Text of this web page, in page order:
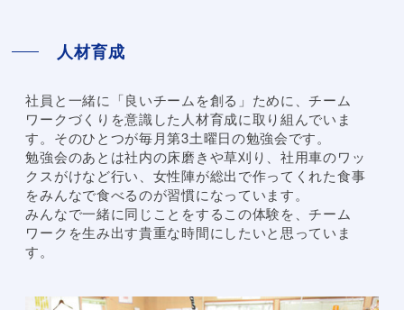
人材育成
社員と一緒に「良いチームを創る」ために、チーム
ワークづくりを意識した人材育成に取り組んでいま
す。そのひとつが毎月第3土曜日の勉強会です。
勉強会のあとは社内の床磨きや草刈り、社用車のワッ
クスがけなど行い、女性陣が総出で作ってくれた食事
をみんなで食べるのが習慣になっています。
みんなで一緒に同じことをするこの体験を、チーム
ワークを生み出す貴重な時間にしたいと思っていま
す。